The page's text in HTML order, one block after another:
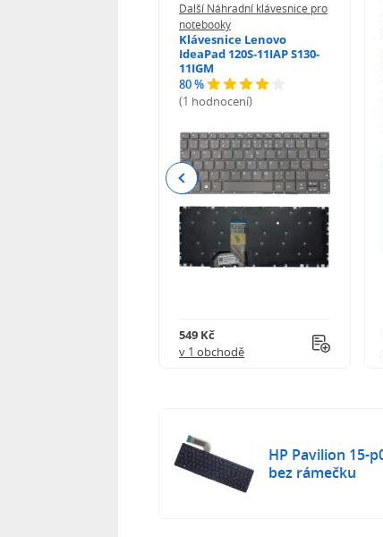
Další Náhradní klávesnice pro
notebooky
Klávesnice Lenovo
IdeaPad 120S-11IAP S130-
11IGM
80 %
(1 hodnocení)
549 Kč
v 1 obchodě
Previous
HP Pavilion 15-
bez rámečku